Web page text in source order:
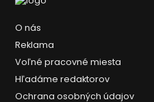
O nás
Reklama
Voľné pracovné miesta
Hľadáme redaktorov
Ochrana osobných údajov